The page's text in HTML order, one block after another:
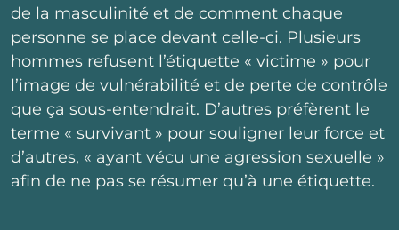
de la masculinité et de comment chaque
personne se place devant celle-ci. Plusieurs
hommes refusent l’étiquette « victime » pour
l’image de vulnérabilité et de perte de contrôle
que ça sous-entendrait. D’autres préfèrent le
terme « survivant » pour souligner leur force et
d’autres, « ayant vécu une agression sexuelle »
afin de ne pas se résumer qu’à une étiquette.